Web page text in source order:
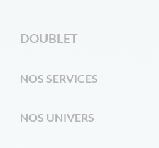
DOUBLET
NOS SERVICES
NOS UNIVERS